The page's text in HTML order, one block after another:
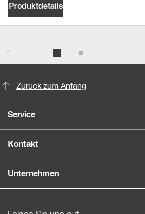
Produktdetails
Zurück zum Anfang
Service
Kontakt
Unternehmen